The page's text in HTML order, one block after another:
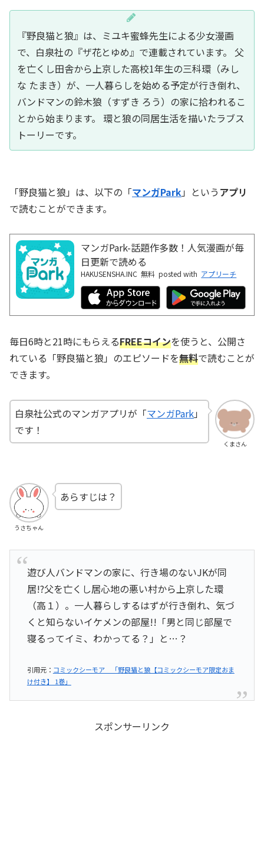
『野良猫と狼』は、ミユキ蜜蜂先生による少女漫画
で、白泉社の『ザ花とゆめ』で連載されています。 父
を亡くし田舎から上京した高校1年生の三科環 （みし
な たまき）が、一人暮らしを始める予定が行き倒れ、
バンドマンの鈴木狼（すずき ろう）の家に拾われるこ
とから始まります。 ​環と狼の同居生活を描いたラブス
トーリーです。
「野良猫と狼」は、以下の「マンガPark」という アプリ
で読むことができます。
マンガPark-話題作多数！人気漫画が毎
日更新で読める
HAKUSENSHA.INC 無料 posted with アプリーチ
毎日6時と21時にもらえるFREEコインを使うと、公開さ
れている「野良猫と狼」のエピソードを無料で読むことが
できます。
くまさん
白泉社公式のマンガアプリが「マンガPark」
です！
うさちゃん
あらすじは？
遊び人バンドマンの家に、行き場のないJKが同
居!?父を亡くし居心地の悪い村から上京した環
（高１）。一人暮らしするはずが行き倒れ、気づ
くと知らないイケメンの部屋!!「男と同じ部屋で
寝るってイミ、わかってる？」と…？
引用元： コミックシーモア 「野良猫と狼【コミックシーモア限定おま
け付き】 1巻」
スポンサーリンク